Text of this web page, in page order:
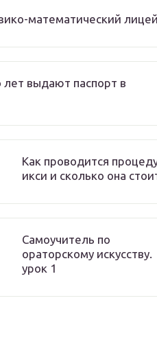
математический лицей
лет выдают паспорт в
Как проводится
икси и сколько она
Самоучитель по
ораторскому искусству.
урок 1